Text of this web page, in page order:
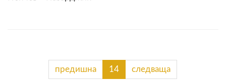
предишна 14 следваща